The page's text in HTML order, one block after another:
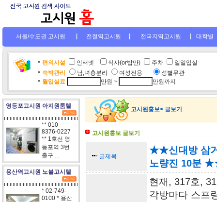
서울/수도권 고시원 전철역고시원 전국지역고시원 대학별
편의시설 인터넷 식사(or밥만) 주차
일일입실
숙박관리
남,녀층분리 여성전용
성별무관
월입실료
만원 ~ 만원까지
영등포고시원 아지원룸텔
** 010-
8376-0227
** 1호선 영
등포역 3번
출구 ...
용산역고시원 노블고시텔
* 02-749-
0100 * 용산
고시원홍보> 글보기
고시원홍보 글보기
글제목
★★신대방 삼거
노량진 10분
현재, 317호,
각방마다 스프